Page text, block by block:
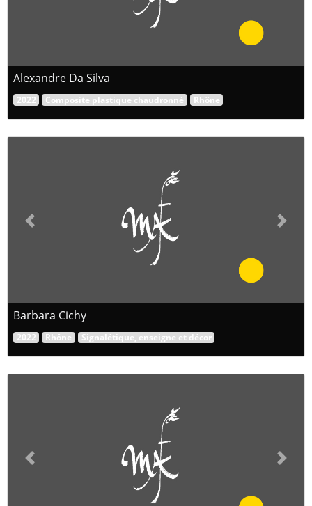
Alexandre Da Silva
2022 Composite plastique chaudronné Rhône
Previous Next
Barbara Cichy
2022 Rhône Signalétique, enseigne et décor
Previous Next